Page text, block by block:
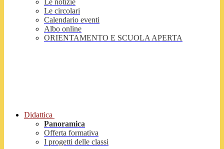
Le notizie
Le circolari
Calendario eventi
Albo online
ORIENTAMENTO E SCUOLA APERTA
Didattica
Panoramica
Offerta formativa
I progetti delle classi